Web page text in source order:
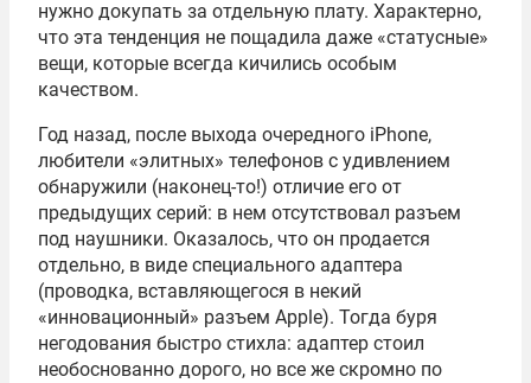
нужно докупать за отдельную плату. Характерно,
что эта тенденция не пощадила даже «статусные»
вещи, которые всегда кичились особым
качеством.
Год назад, после выхода очередного iPhone,
любители «элитных» телефонов с удивлением
обнаружили (наконец-то!) отличие его от
предыдущих серий: в нем отсутствовал разъем
под наушники. Оказалось, что он продается
отдельно, в виде специального адаптера
(проводка, вставляющегося в некий
«инновационный» разъем Apple). Тогда буря
негодования быстро стихла: адаптер стоил
необоснованно дорого, но все же скромно по